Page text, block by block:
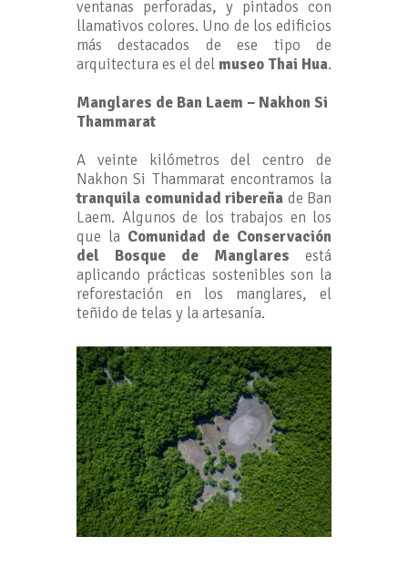
ventanas perforadas, y pintados con
llamativos colores. Uno de los edificios
más destacados de ese tipo de
arquitectura es el del museo Thai Hua.
Manglares de Ban Laem – Nakhon Si
Thammarat
A veinte kilómetros del centro de
Nakhon Si Thammarat encontramos la
tranquila comunidad ribereña de Ban
Laem. Algunos de los trabajos en los
que la Comunidad de Conservación
del Bosque de Manglares está
aplicando prácticas sostenibles son la
reforestación en los manglares, el
teñido de telas y la artesanía.